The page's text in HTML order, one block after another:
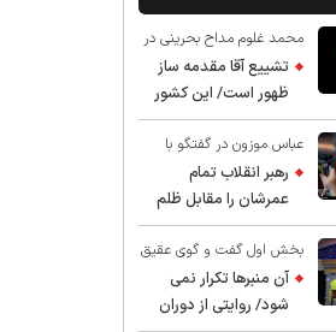
محمد غلوم مداح بحرینی در
گفت و گو با عقیق:
تشییع آقا مقدمه ساز
ظهور است/ این کشور
صاحب دارد
عباس موزون در گفتگو با
عقیق:رهبر انقلاب تمام
عمرشان را مقابل ظلم
ایستادند پس نباید از
شهادت ایشان شگفت
زده شد
بخش اول گفت و گوی عقیق
با استاد حسین انصاریان:
آن منبرها تکرار نمی
شود/ روایتی از دوران